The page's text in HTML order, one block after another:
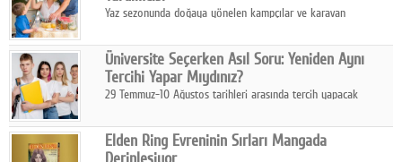
Yaz sezonunda doğaya yönelen kampçılar ve karavan
temizlik sağlayan, çevreye duyarlı bitkisel içerikli ürünleri tercih
ediyor.
Üniversite Seçerken Asıl Soru: Yeniden Aynı
Tercihi Yapar Mıydınız?
29 Temmuz-10 Ağustos tarihleri arasında tercih yapacak
Elden Ring Evreninin Sırları Mangada
Derinleşiyor